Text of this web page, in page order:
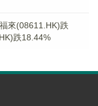
來(08611.HK)跌
跌18.44%